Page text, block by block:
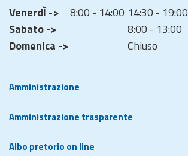
VenerdÌ ->
8:00 - 14:00 14:30 - 19:00
Sabato ->
8:00 - 13:00
Domenica ->
Chiuso
Amministrazione
Amministrazione trasparente
Albo pretorio on line